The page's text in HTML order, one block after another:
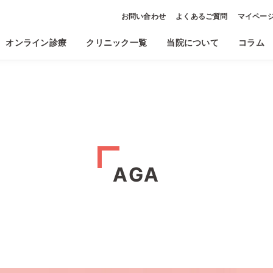
オンライン診療 クリニック一覧 当院について コラム
お問い合わせ よくあるご質問 マイペー
AGA